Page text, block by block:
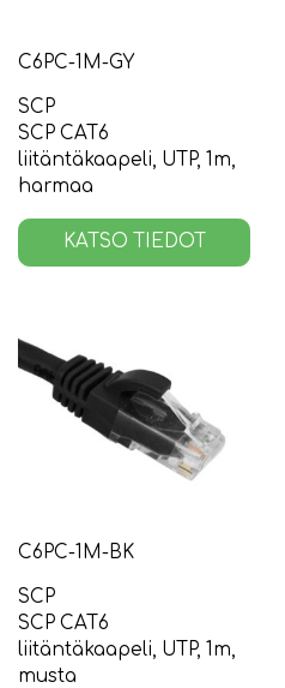
C6PC-1M-GY
SCP
SCP CAT6
liitäntäkaapeli, UTP, 1m,
harmaa
KATSO TIEDOT
C6PC-1M-BK
SCP
SCP CAT6
liitäntäkaapeli, UTP, 1m,
musta